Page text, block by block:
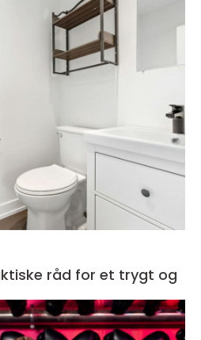
råd for et trygt og